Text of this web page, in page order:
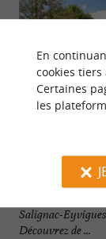
Salignac-Eyvigues
Salignac-
Découvrez de ...
En
cookies tiers
Certaines
les